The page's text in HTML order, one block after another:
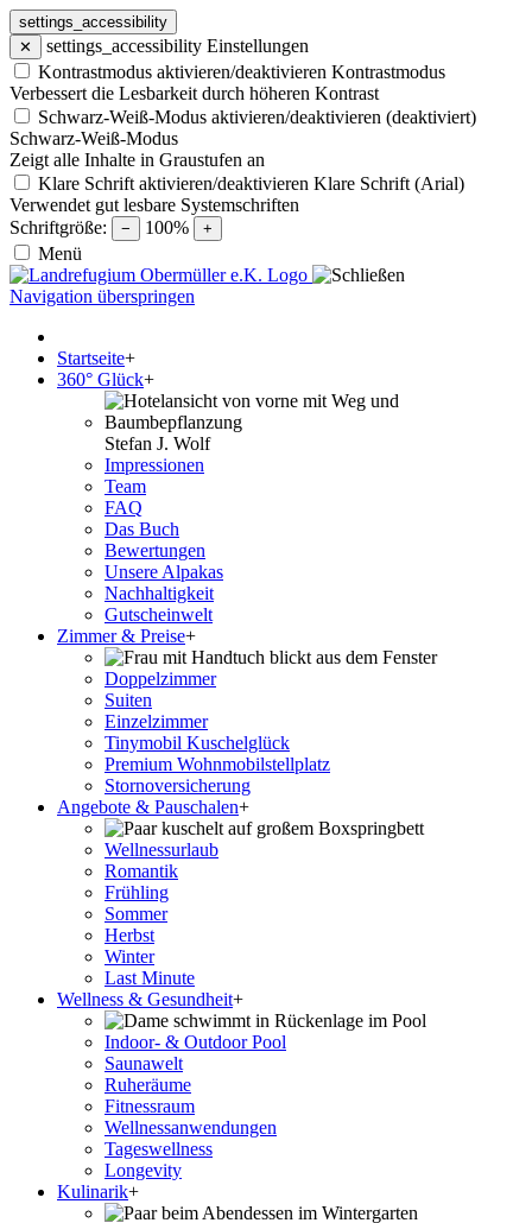
settings_accessibility
✕
settings_accessibility Einstellungen
Kontrastmodus aktivieren/deaktivieren Kontrastmodus
Verbessert die Lesbarkeit durch höheren Kontrast
Schwarz-Weiß-Modus aktivieren/deaktivieren (deaktiviert)
Schwarz-Weiß-Modus
Zeigt alle Inhalte in Graustufen an
Klare Schrift aktivieren/deaktivieren Klare Schrift (Arial)
Verwendet gut lesbare Systemschriften
Schriftgröße:
− 100% +
Menü
Navigation überspringen
Startseite+
360° Glück+
Stefan J. Wolf
Impressionen
Team
FAQ
Das Buch
Bewertungen
Unsere Alpakas
Nachhaltigkeit
Gutscheinwelt
Zimmer & Preise+
Doppelzimmer
Suiten
Einzelzimmer
Tinymobil Kuschelglück
Premium Wohnmobilstellplatz
Stornoversicherung
Angebote & Pauschalen+
Wellnessurlaub
Romantik
Frühling
Sommer
Herbst
Winter
Last Minute
Wellness & Gesundheit+
Indoor- & Outdoor Pool
Saunawelt
Ruheräume
Fitnessraum
Wellness­anwendungen
Tageswellness
Longevity
Kulinarik+